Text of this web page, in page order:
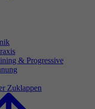
& Progressive
Zuklappen